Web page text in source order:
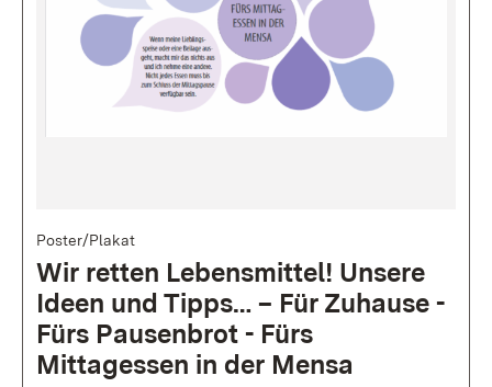
Poster/Plakat
Wir retten Lebensmittel! Unsere
Ideen und Tipps… – Für Zuhause -
Fürs Pausenbrot - Fürs
Mittagessen in der Mensa